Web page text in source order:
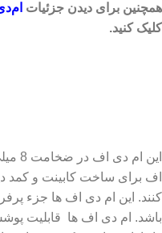
همچنین برای دیدن جزئیات ام‌دی‌اف
کلیک کنید.
این
اف برای ساخت کابینت و کمد
کنند. این ام دی اف ها جزء
باشد. ام دی اف ها قابلیت